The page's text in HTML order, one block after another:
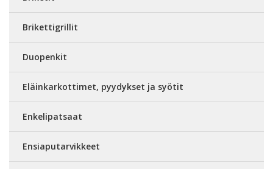
Brikettigrillit
Duopenkit
Eläinkarkottimet, pyydykset ja syötit
Enkelipatsaat
Ensiaputarvikkeet